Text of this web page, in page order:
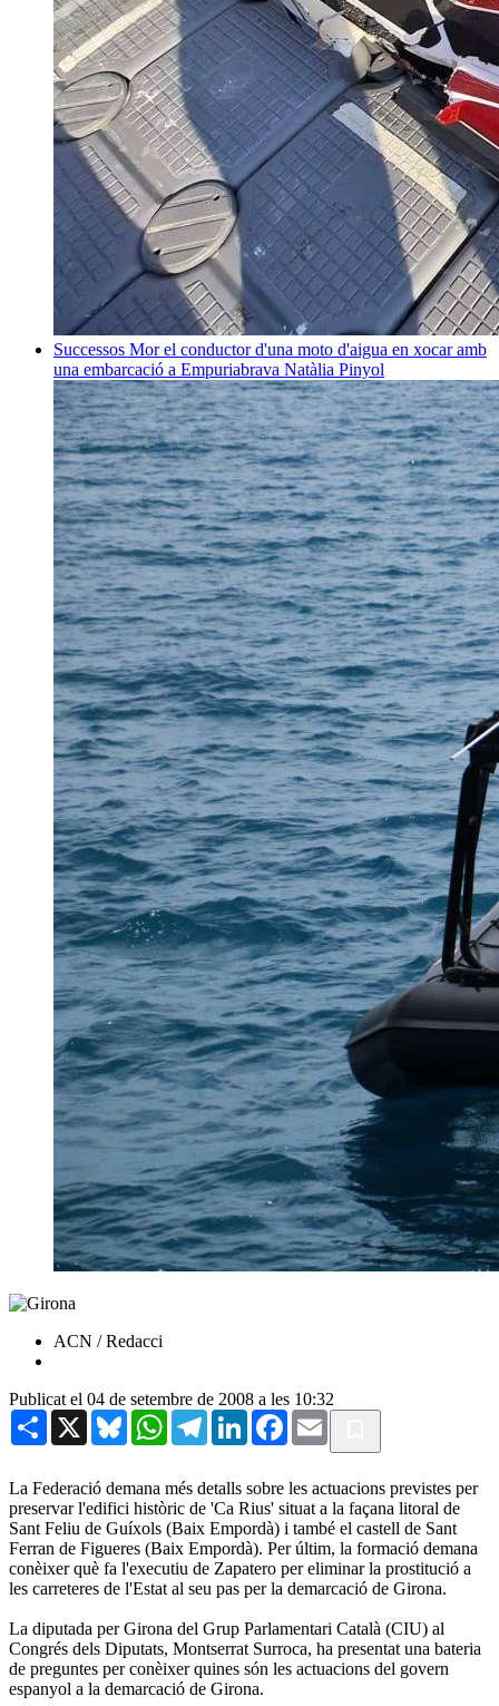
Successos Mor el conductor d'una moto d'aigua en xocar amb
una embarcació a Empuriabrava Natàlia Pinyol
ACN / Redacci
Publicat el 04 de setembre de 2008 a les 10:32
Share X BlueskyWhatsAppTelegramLinkedInFacebook
Email
La Federació demana més detalls sobre les actuacions previstes per
preservar l'edifici històric de 'Ca Rius' situat a la façana litoral de
Sant Feliu de Guíxols (Baix Empordà) i també el castell de Sant
Ferran de Figueres (Baix Empordà). Per últim, la formació demana
conèixer què fa l'executiu de Zapatero per eliminar la prostitució a
les carreteres de l'Estat al seu pas per la demarcació de Girona.
La diputada per Girona del Grup Parlamentari Català (CIU) al
Congrés dels Diputats, Montserrat Surroca, ha presentat una bateria
de preguntes per conèixer quines són les actuacions del govern
espanyol a la demarcació de Girona.